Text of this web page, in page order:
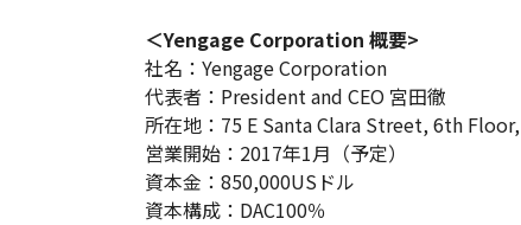
＜Yengage Corporation 概要>
社名：Yengage Corporation
代表者：President and CEO 宮田徹
所在地：75 E Santa Clara Street, 6th
営業開始：2017年1月（予定）
資本金：850,000USドル
資本構成：DAC100％